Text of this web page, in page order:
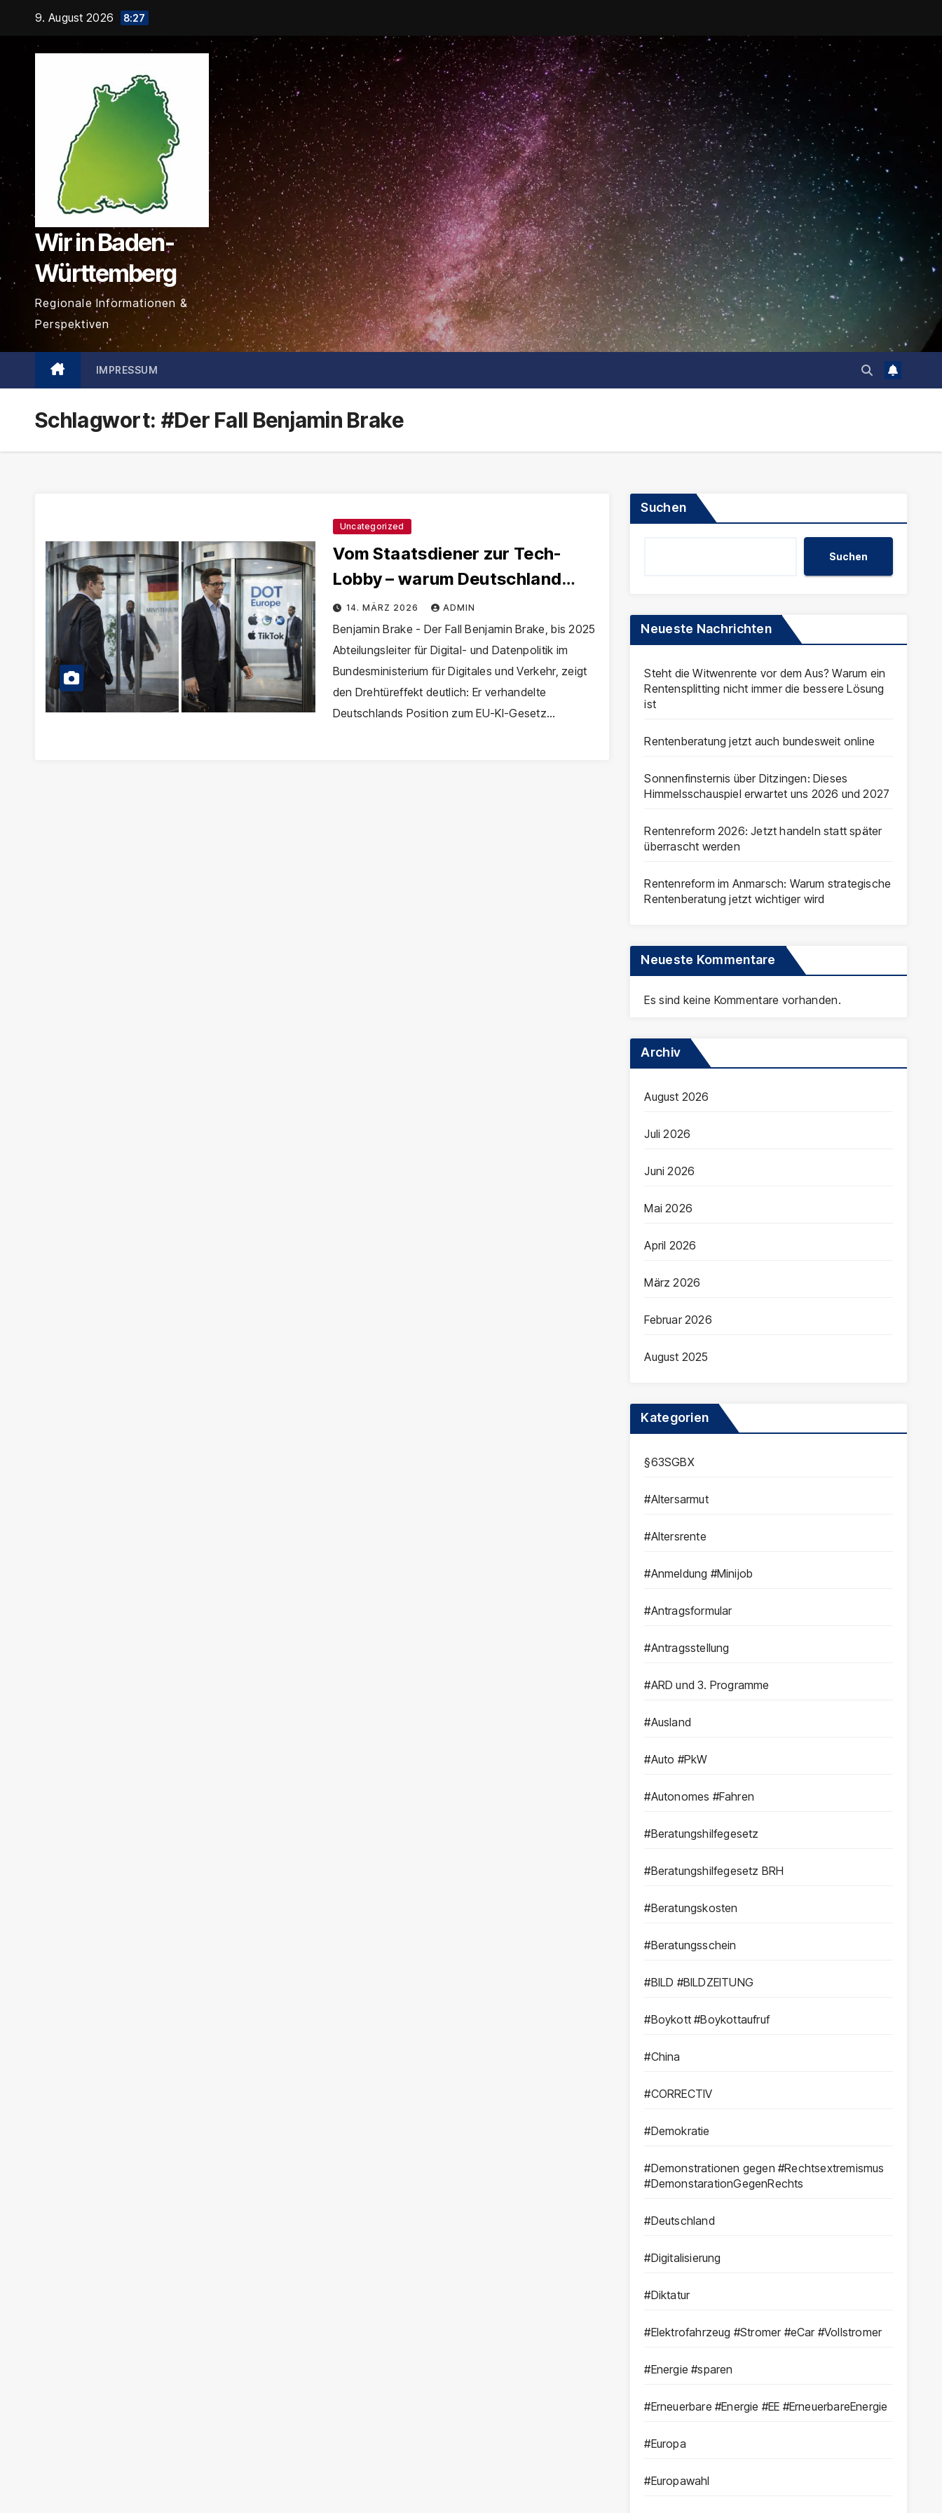
springen
9. August 2026 8:27
Wir in Baden-
Württemberg
Regionale Informationen &
Perspektiven
IMPRESSUM
Schlagwort: #Der Fall Benjamin Brake
Uncategorized
Vom Staatsdiener zur Tech-
Lobby – warum Deutschland
verpflichtende Karenzzeiten für
Abteilungsleiter der Ministerien
braucht
14. MÄRZ 2026 ADMIN
Benjamin Brake - Der Fall Benjamin Brake, bis 2025
Abteilungsleiter für Digital- und Datenpolitik im
Bundesministerium für Digitales und Verkehr, zeigt
den Drehtüreffekt deutlich: Er verhandelte
Deutschlands Position zum EU-KI-Gesetz…
Suchen
Suchen
Neueste Nachrichten
Steht die Witwenrente vor dem Aus? Warum ein
Rentensplitting nicht immer die bessere Lösung
ist
Rentenberatung jetzt auch bundesweit online
Sonnenfinsternis über Ditzingen: Dieses
Himmelsschauspiel erwartet uns 2026 und 2027
Rentenreform 2026: Jetzt handeln statt später
überrascht werden
Rentenreform im Anmarsch: Warum strategische
Rentenberatung jetzt wichtiger wird
Neueste Kommentare
Es sind keine Kommentare vorhanden.
Archiv
August 2026
Juli 2026
Juni 2026
Mai 2026
April 2026
März 2026
Februar 2026
August 2025
Kategorien
§63SGBX
#Altersarmut
#Altersrente
#Anmeldung #Minijob
#Antragsformular
#Antragsstellung
#ARD und 3. Programme
#Ausland
#Auto #PkW
#Autonomes #Fahren
#Beratungshilfegesetz
#Beratungshilfegesetz BRH
#Beratungskosten
#Beratungsschein
#BILD #BILDZEITUNG
#Boykott #Boykottaufruf
#China
#CORRECTIV
#Demokratie
#Demonstrationen gegen #Rechtsextremismus
#DemonstarationGegenRechts
#Deutschland
#Digitalisierung
#Diktatur
#Elektrofahrzeug #Stromer #eCar #Vollstromer
#Energie #sparen
#Erneuerbare #Energie #EE #ErneuerbareEnergie
#Europa
#Europawahl